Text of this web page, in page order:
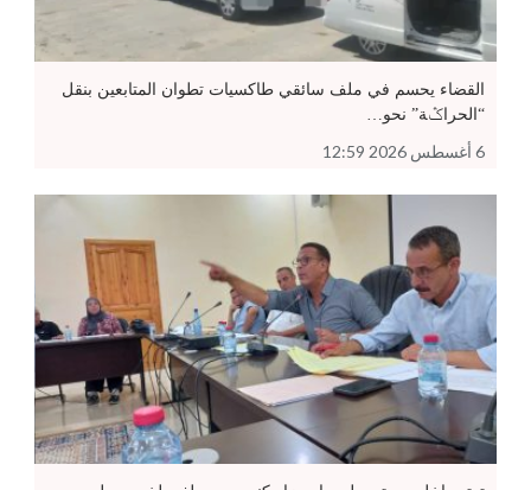
القضاء يحسم في ملف سائقي طاكسيات تطوان المتابعين بنقل
“الحراݣة” نحو…
6 أغسطس 2026 12:59